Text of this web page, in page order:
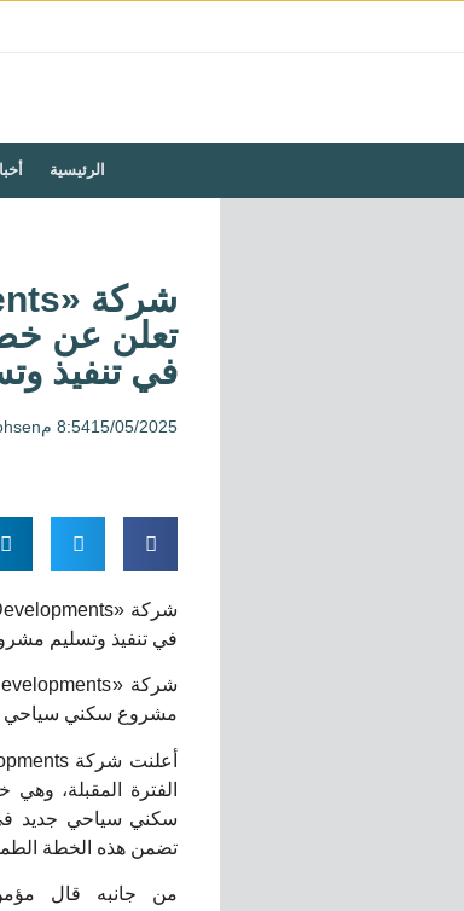
الرئيسية
تعلن عن
في تنفيذ
15/05/20258:54 م
في تنفيذ وتسليم
مشروع سكني
الفترة المقبلة،
سكني سياحي جديد
تضمن هذه الخطة